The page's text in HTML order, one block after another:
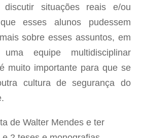
discutir situações reais e/ou
esses alunos pudessem
sobre esses assuntos, em
equipe multidisciplinar
muito importante para que se
cultura de segurança do
de Walter Mendes e ter